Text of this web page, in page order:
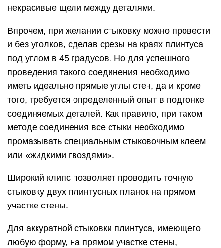
некрасивые щели между деталями.
Впрочем, при желании стыковку можно провести
и без уголков, сделав срезы на краях плинтуса
под углом в 45 градусов. Но для успешного
проведения такого соединения необходимо
иметь идеально прямые углы стен, да и кроме
того, требуется определенный опыт в подгонке
соединяемых деталей. Как правило, при таком
методе соединения все стыки необходимо
промазывать специальным стыковочным клеем
или «жидкими гвоздями».
Широкий клипс позволяет проводить точную
стыковку двух плинтусных планок на прямом
участке стены.
Для аккуратной стыковки плинтуса, имеющего
любую форму, на прямом участке стены,